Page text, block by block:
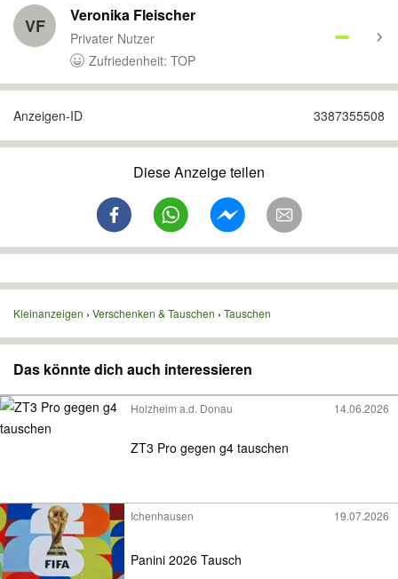
VF Veronika Fleischer
Privater Nutzer
Zufriedenheit: TOP
Anzeigen-ID 3387355508
Diese Anzeige teilen
Kleinanzeigen Verschenken & Tauschen Tauschen
Das könnte dich auch interessieren
Holzheim a.d. Donau 14.06.2026
ZT3 Pro gegen g4 tauschen
Ichenhausen 19.07.2026
Panini 2026 Tausch